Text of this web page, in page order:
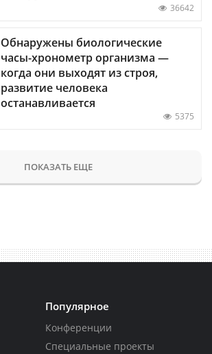
36642
Обнаружены биологические
часы-хронометр организма —
когда они выходят из строя,
развитие человека
останавливается
5375
ПОКАЗАТЬ ЕЩЕ
Популярное
Конференции
Специальные проекты